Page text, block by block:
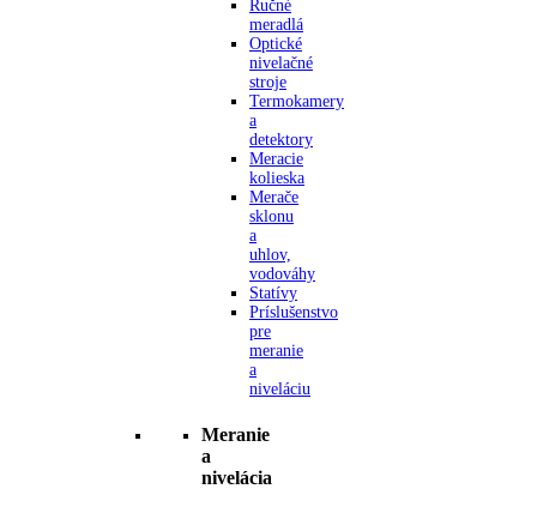
Ručné
meradlá
Optické
nivelačné
stroje
Termokamery
a
detektory
Meracie
kolieska
Merače
sklonu
a
uhlov,
vodováhy
Statívy
Príslušenstvo
pre
meranie
a
niveláciu
Meranie
a
nivelácia